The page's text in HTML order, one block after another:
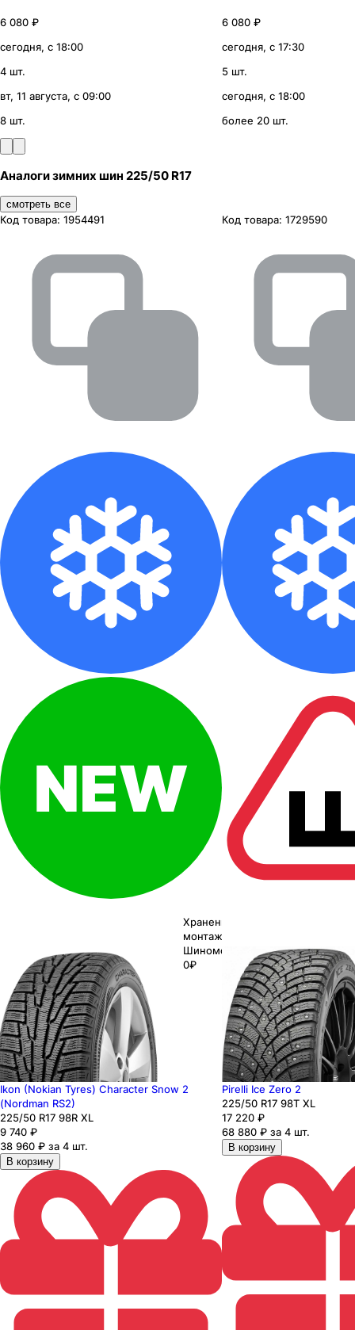
6 080 ₽
сегодня, с 18:00
4 шт.
вт, 11 августа, с 09:00
8 шт.
6 080 ₽
сегодня, с 17:30
5 шт.
сегодня, с 18:00
более 20 шт.
Аналоги зимних шин 225/50 R17
смотреть все
Код товара: 1954491
Хранение до
монтажа 0₽
Шиномонтаж
0₽
Ikon (Nokian Tyres) Character Snow 2
(Nordman RS2)
225/50 R17 98R XL
9 740 ₽
38 960 ₽ за 4 шт.
В корзину
Код товара: 1729590
Pirelli Ice Zero 2
225/50 R17 98T XL
17 220 ₽
68 880 ₽ за 4 шт.
В корзину